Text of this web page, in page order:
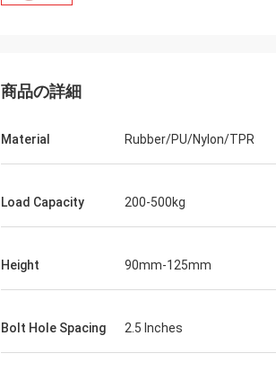
商品の詳細
Material Rubber/PU/Nylon/TPR
Load Capacity 200-500kg
Height 90mm-125mm
Bolt Hole Spacing 2.5 Inches